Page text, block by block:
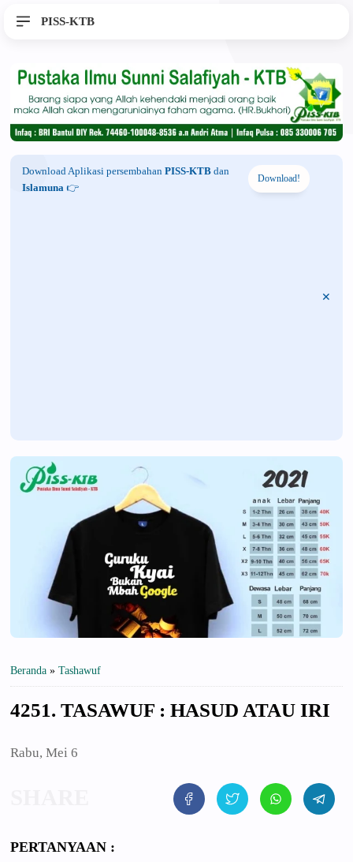
PISS-KTB
Download Aplikasi persembahan PISS-KTB dan
Islamuna 👉
Download!
Beranda » Tashawuf
4251. TASAWUF : HASUD ATAU IRI
Rabu, Mei 6
PERTANYAAN :